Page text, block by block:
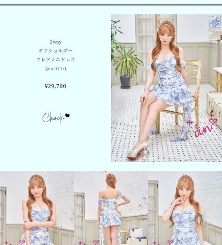
2way
オフショルダー
フレアミニドレス
(aoc4147)
¥29,700